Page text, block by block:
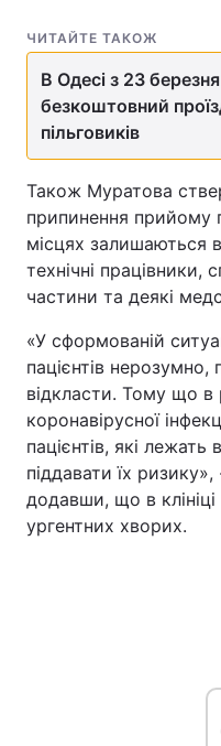
ЧИТАЙТЕ ТАКОЖ
В Одесі з 23
безкоштовний
пільговиків
Також Муратова
припинення прийому
місцях залишаються
технічні працівники,
частини та деякі
«У сформованій
пацієнтів
відкласти. Тому що в
коронавірусної
пацієнтів, які
піддавати їх
додавши, що в
ургентних хворих.